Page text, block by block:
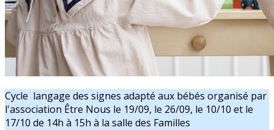
Cycle langage des signes adapté aux bébés organisé par
l'association Être Nous le 19/09, le 26/09, le 10/10 et le
17/10 de 14h à 15h à la salle des Familles